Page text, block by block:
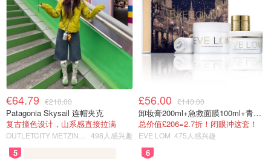
€64.79 €210.00
Patagonia Skysail 连帽夹克
复古撞色设计，山系感直接拉满
498人感兴趣
£56.00 £140.00
卸妆膏200ml+急救面膜100ml+青春面霜15ml
总价值£206=2.7折！闭眼冲这套！
EVE LOM 475人感兴趣
5 6